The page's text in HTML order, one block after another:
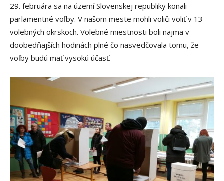
29. februára sa na území Slovenskej republiky konali
parlamentné voľby. V našom meste mohli voliči voliť v 13
volebných okrskoch. Volebné miestnosti boli najmä v
doobedňajších hodinách plné čo nasvedčovala tomu, že
voľby budú mať vysokú účasť.